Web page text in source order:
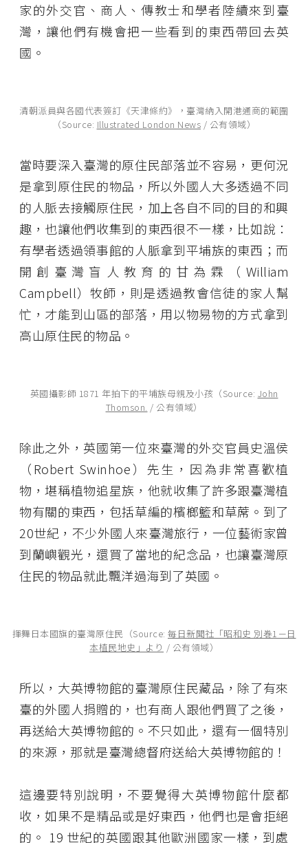
家的外交官、商人、傳教士和學者陸續來到臺
灣，讓他們有機會把一些看到的東西帶回去英
國。
清朝派員與各國代表簽訂《天津條約》，臺灣納入開港通商的範圍
（Source: Illustrated London News / 公有領域）
當時要深入臺灣的原住民部落並不容易，更何況
是拿到原住民的物品，所以外國人大多透過不同
的人脈去接觸原住民，加上各自不同的目的和興
趣，也讓他們收集到的東西很不一樣，比如說：
有學者透過領事館的人脈拿到平埔族的東西；而
開創臺灣盲人教育的甘為霖（William
Campbell）牧師，則是透過教會信徒的家人幫
忙，才能到山區的部落，用以物易物的方式拿到
高山原住民的物品。
英國攝影師 1871 年拍下的平埔族母親及小孩（Source: John
Thomson. / 公有領域）
除此之外，英國第一位來臺灣的外交官員史溫侯
（Robert Swinhoe）先生，因為非常喜歡植
物，堪稱植物追星族，他就收集了許多跟臺灣植
物有關的東西，包括草編的檳榔籃和草蓆。到了
20世紀，不少外國人來臺灣旅行，一位藝術家曾
到蘭嶼觀光，還買了當地的紀念品，也讓臺灣原
住民的物品就此飄洋過海到了英國。
揮舞日本國旗的臺灣原住民（Source: 毎日新聞社「昭和史 別巻1－日
本植民地史」より / 公有領域）
所以，大英博物館的臺灣原住民藏品，除了有來
臺的外國人捐贈的，也有商人跟他們買了之後，
再送給大英博物館的。不只如此，還有一個特別
的來源，那就是臺灣總督府送給大英博物館的！
這邊要特別說明，不要覺得大英博物館什麼都
收，如果不是精品或是好東西，他們也是會拒絕
的。 19 世紀的英國跟其他歐洲國家一樣，到處